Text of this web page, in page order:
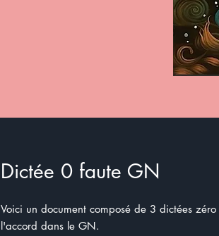
Dictée 0 faute GN
Voici un document composé de 3 dictées
l'accord dans le GN.